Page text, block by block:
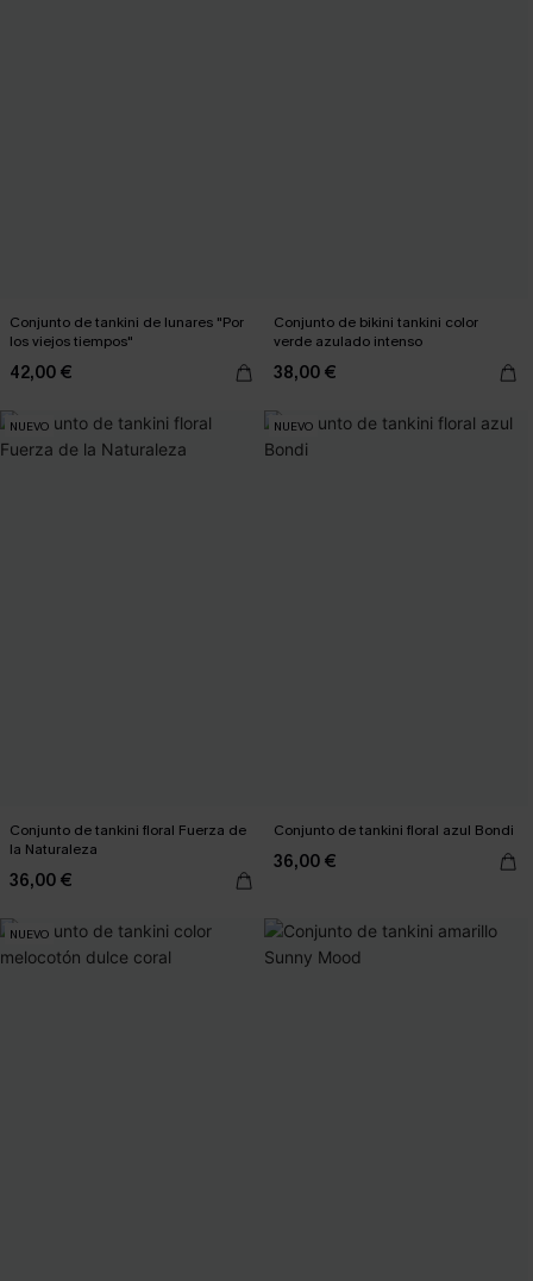
Conjunto de tankini de lunares "Por
los viejos tiempos"
42,00 €
Conjunto de bikini tankini color
verde azulado intenso
38,00 €
NUEVO
Conjunto de tankini floral Fuerza de
la Naturaleza
36,00 €
NUEVO
Conjunto de tankini floral azul Bondi
36,00 €
NUEVO